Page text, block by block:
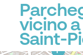
vicino
Saint-
P